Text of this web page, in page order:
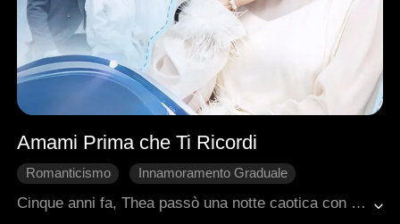
Amami Prima che Ti Ricordi
Romanticismo
Innamoramento Graduale
Bambini
Romanzo sentimentale moderno
Cinque anni fa, Thea passò una notte caotica con Jacob, che era stato drogato. Sperando di coprire le spese mediche di sua nonna, rimase scioccata quando Jacob se ne andò furioso, convinto che Thea gli avesse drogato il drink. Più tardi, Thea scoprì di essere incinta e cercò Jacob per chiedere aiuto, solo per essere umiliata. Mentre teneva tra le braccia la nonna morente in ospedale, Thea scoprì che Jacob era caduto in coma. Cogliendo l'occasione, si trasferì a casa sua con il loro bambino non ancora nato. Proprio quando cominciava ad ambientarsi in una vita di lusso, Jacob si svegliò senza alcun ricordo di lei. I medici predissero che i suoi ricordi sarebbero tornati entro un mese. Determinata, Thea lavorò per far innamorare Jacob di lei, e alla fine, tutti e tre costruirono una vita felice insieme.